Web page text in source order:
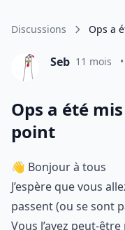
Discussions Ops a
Seb 11 mois •
Ops a été
point
👋 Bonjour à tous
J’espère que vous
passent (ou se sont
Vous l’avez peut-